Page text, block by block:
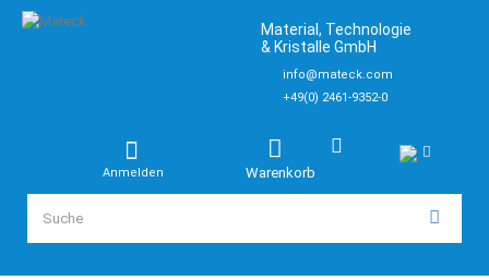
Material, Technologie
& Kristalle GmbH
info@mateck.com
+49(0) 2461-9352-0
Warenkorb
Anmelden